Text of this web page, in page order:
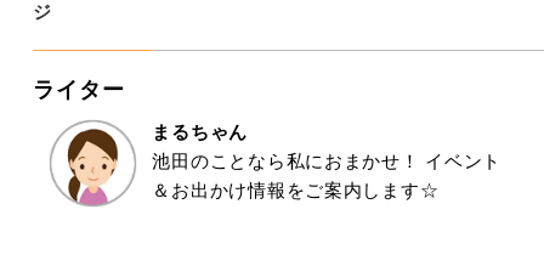
ジ
ライター
まるちゃん
池田のことなら私におまかせ！ イベント
＆お出かけ情報をご案内します☆